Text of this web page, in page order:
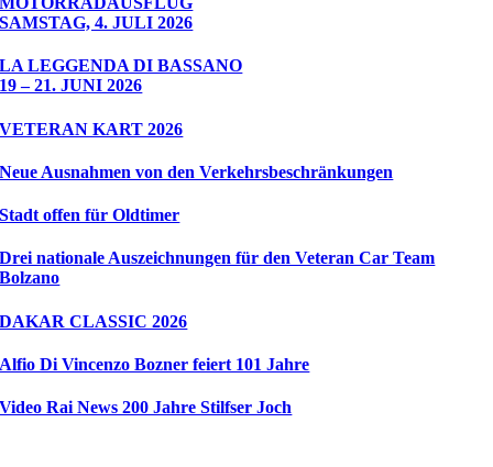
SAMSTAG, 4. JULI 2026
LA LEGGENDA DI BASSANO
19 – 21. JUNI 2026
VETERAN KART 2026
Neue Ausnahmen von den Verkehrsbeschränkungen
Stadt offen für Oldtimer
Drei nationale Auszeichnungen für den Veteran Car Team
Bolzano
DAKAR CLASSIC 2026
Alfio Di Vincenzo Bozner feiert 101 Jahre
Video Rai News 200 Jahre Stilfser Joch